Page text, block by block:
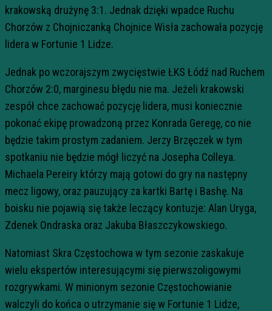
krakowską drużynę 3:1. Jednak dzięki wpadce Ruchu
Chorzów z Chojniczanką Chojnice Wisła zachowała pozycję
lidera w Fortunie 1 Lidze.
Jednak po wczorajszym zwycięstwie ŁKS Łódź nad Ruchem
Chorzów 2:0, marginesu błędu nie ma. Jeżeli krakowski
zespół chce zachować pozycję lidera, musi koniecznie
pokonać ekipę prowadzoną przez Konrada Geregę, co nie
będzie takim prostym zadaniem. Jerzy Brzęczek w tym
spotkaniu nie będzie mógł liczyć na Josepha Colleya.
Michaela Pereiry którzy mają gotowi do gry na następny
mecz ligowy, oraz pauzujący za kartki Bartę i Bashę. Na
boisku nie pojawią się także leczący kontuzje: Alan Uryga,
Zdenek Ondraska oraz Jakuba Błaszczykowskiego.
Natomiast Skra Częstochowa w tym sezonie zaskakuje
wielu ekspertów interesującymi się pierwszoligowymi
rozgrywkami. W minionym sezonie Częstochowianie
walczyli do końca o utrzymanie się w Fortunie 1 Lidze,